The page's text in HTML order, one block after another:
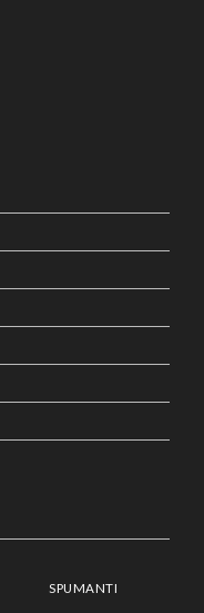
SPUMANTI